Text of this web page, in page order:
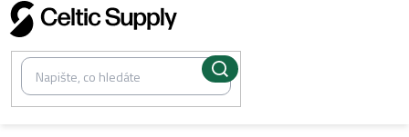
Přejít
na
obsah